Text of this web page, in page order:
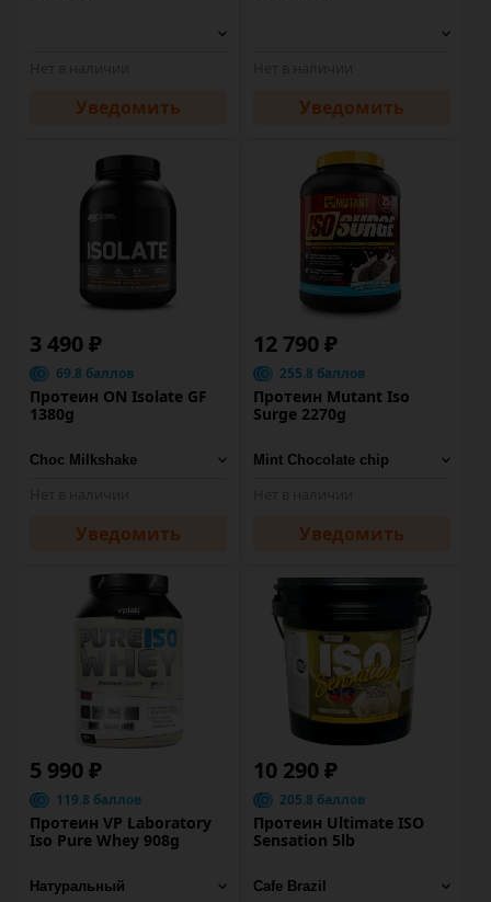
Уведомить Уведомить
3 490 ₽
69.8 баллов
Протеин ON Isolate GF
1380g
Уведомить
12 790 ₽
255.8 баллов
Протеин Mutant Iso
Surge 2270g
Уведомить
5 990 ₽
119.8 баллов
Протеин VP Laboratory
Iso Pure Whey 908g
10 290 ₽
205.8 баллов
Протеин Ultimate ISO
Sensation 5lb